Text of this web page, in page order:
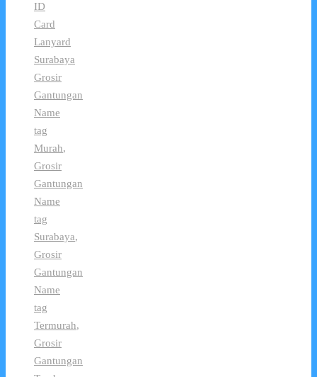
ID
Card
Lanyard
Surabaya
Grosir
Gantungan
Name
tag
Murah,
Grosir
Gantungan
Name
tag
Surabaya,
Grosir
Gantungan
Name
tag
Termurah,
Grosir
Gantungan